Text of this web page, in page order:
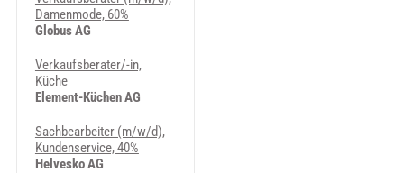
Damenmode, 60%
Globus AG
Verkaufsberater/-in,
Küche
Element-Küchen AG
Sachbearbeiter (m/w/d),
Kundenservice, 40%
Helvesko AG